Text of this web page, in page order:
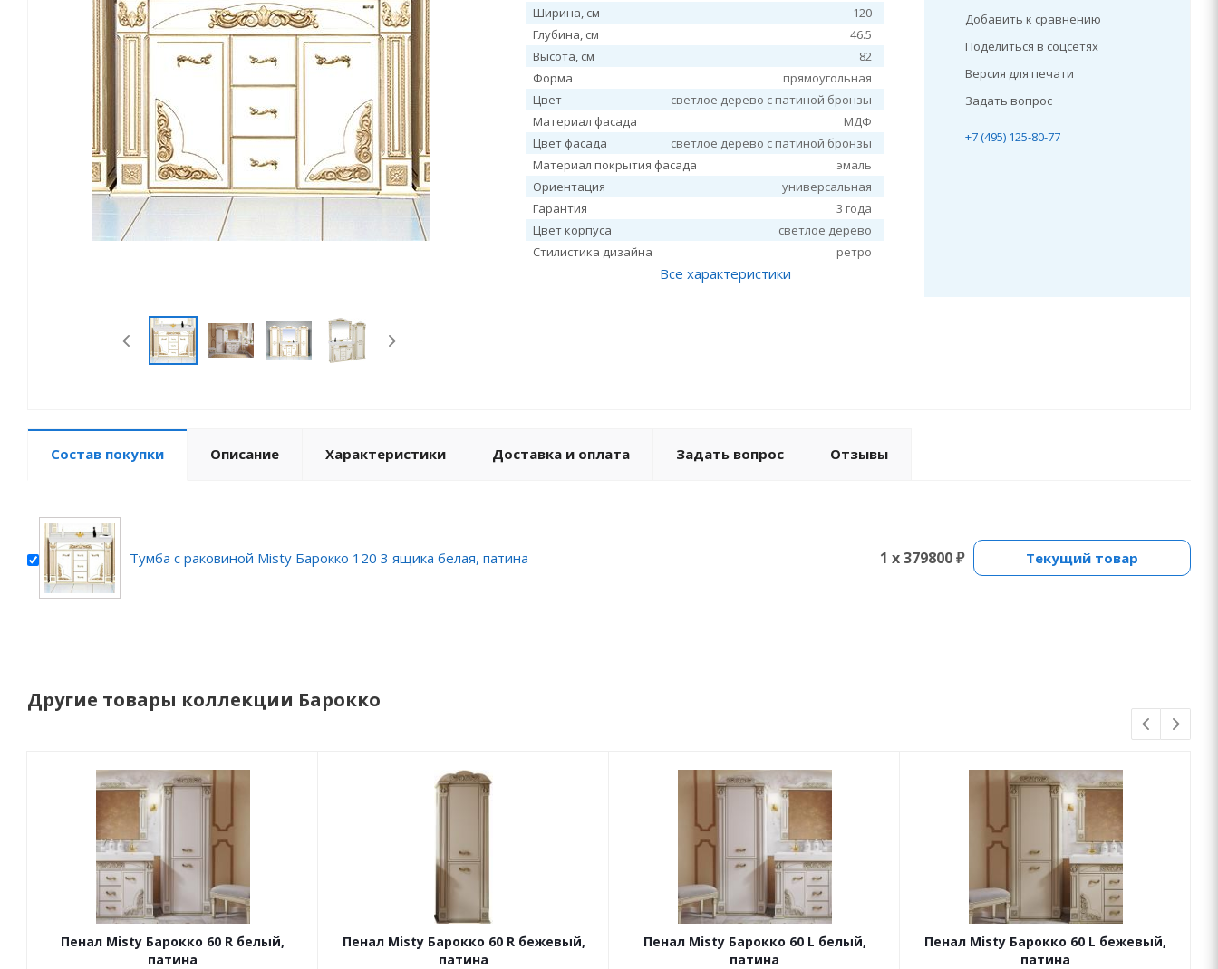
Ширина, см
120
Глубина, см
46.5
Высота, см
82
Форма
прямоугольная
Цвет
светлое дерево с патиной бронзы
Материал фасада
МДФ
Цвет фасада
светлое дерево с патиной бронзы
Материал покрытия фасада
эмаль
Ориентация
универсальная
Гарантия
3 года
Цвет корпуса
светлое дерево
Стилистика дизайна
ретро
Все характеристики
Добавить к сравнению
Поделиться в соцсетях
Версия для печати
Задать вопрос
+7 (495) 125-80-77
Состав покупки Описание Характеристики Доставка и оплата Задать вопрос Отзывы
Тумба с раковиной Misty Барокко 120 3 ящика белая, патина 1 x 379800 ₽ Текущий товар
Другие товары коллекции Барокко
Пенал Misty Барокко 60 R белый,
патина
Пенал Misty Барокко 60 R бежевый,
патина
Пенал Misty Барокко 60 L белый,
патина
Пенал Misty Барокко 60 L бежевый,
патина